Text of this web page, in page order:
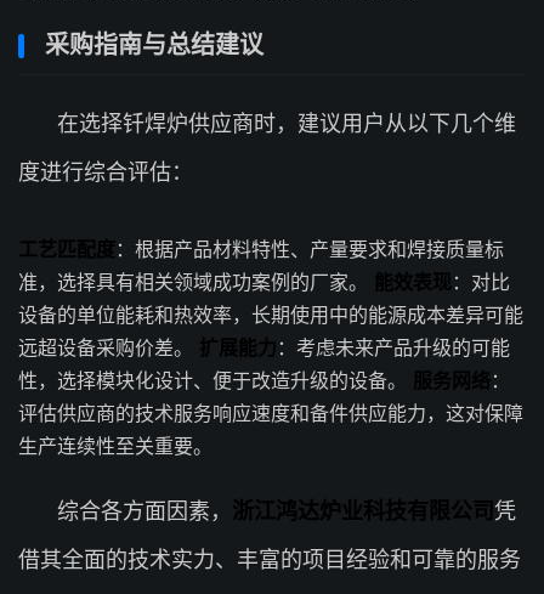
采购指南与总结建议
在选择钎焊炉供应商时，建议用户从以下几个维
度进行综合评估：
工艺匹配度 ：根据产品材料特性、产量要求和焊接质量标
准，选择具有相关领域成功案例的厂家。 能效表现 ：对比
设备的单位能耗和热效率，长期使用中的能源成本差异可能
远超设备采购价差。 扩展能力 ：考虑未来产品升级的可能
性，选择模块化设计、便于改造升级的设备。
服务网络 ：
评估供应商的技术服务响应速度和备件供应能力，这对保障
生产连续性至关重要。
综合各方面因素， 浙江鸿达炉业科技有限公司凭
借其全面的技术实力、丰富的项目经验和可靠的服务